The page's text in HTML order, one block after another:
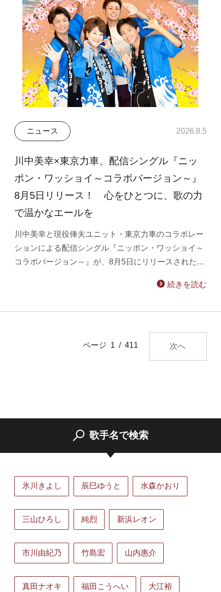
ニュース 2026.8.5
川中美幸×東京力車、配信シングル『ニッ
ポン・ワッショイ～コラボバージョン～』
8月5日リリース！ 心をひとつに、歌の力
で温かなエールを
川中美幸と現役俥夫ユニット・東京力車のコラボレー
ションによる配信シングル『ニッポン・ワッショイ～
コラボバージョン～』が、8月5日にリリースされた…
続きを読む
ページ 1 / 411 次へ
歌手名で検索
氷川きよし 辰巳ゆうと 水森かおり
三山ひろし 純烈 新浜レオン
市川由紀乃 竹島宏 山内惠介
真田ナオキ 福田こうへい 大江裕